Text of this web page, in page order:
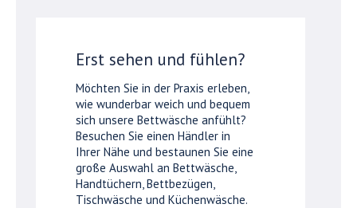
Erst sehen und fühlen?
Möchten Sie in der Praxis erleben,
wie wunderbar weich und bequem
sich unsere Bettwäsche anfühlt?
Besuchen Sie einen Händler in
Ihrer Nähe und bestaunen Sie eine
große Auswahl an Bettwäsche,
Handtüchern, Bettbezügen,
Tischwäsche und Küchenwäsche.